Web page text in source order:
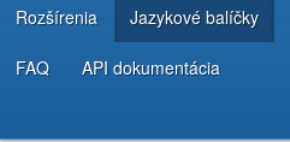
Rozšírenia Jazykové balíčky
FAQ API dokumentácia